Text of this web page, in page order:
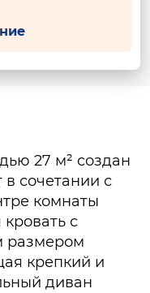
27 м² создан
в сочетании с
комнаты
с
размером
крепкий и
диван